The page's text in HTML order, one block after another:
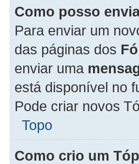
Como posso
Para enviar um
das páginas dos
enviar uma
está disponível no
Pode criar novos
Topo
Como crio um